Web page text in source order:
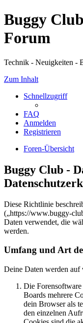
Buggy
Forum
Technik - Neuigkeiten -
Zum Inhalt
Schnellzugriff
FAQ
Anmelden
Registrieren
Foren-Übersicht
Buggy Club -
Diese Richtlinie
(„https://www.buggy-
Daten verwendet, die
werden.
Umfang und Art
Deine Daten werden auf
Die
Boards mehrere
dein Browser als
den einzelnen